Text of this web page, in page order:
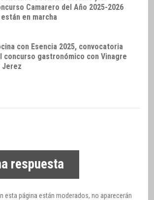
Camarero del Año 2025-2026
en marcha
con Esencia 2025, convocatoria
concurso gastronómico con Vinagre
Jerez
respuesta
esta página están moderados, no aparecerán